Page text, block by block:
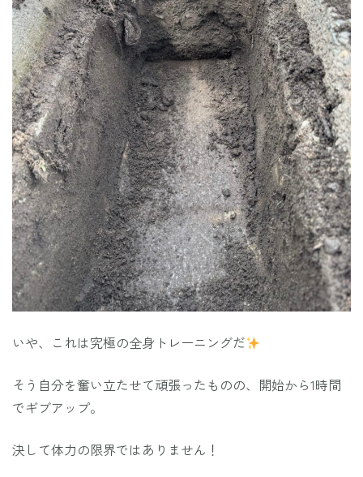
いや、これは究極の全身トレーニングだ
そう自分を奮い立たせて頑張ったものの、開始から1時間
でギブアップ。
決して体力の限界ではありません！